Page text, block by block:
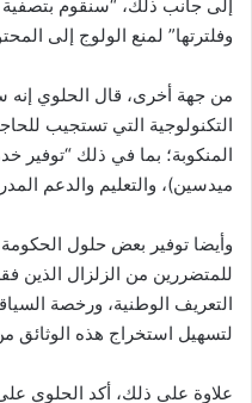
وفلترتها” لمنع الولوج إلى
من جهة أخرى، قال الحلوي
التكنولوجية التي تستجيب
المنكوبة؛ بما في ذلك “توفير
ميدسين)، والتعليم والدعم
وأيضا توفير بعض حلول الحكومة
للمتضررين من الزلزال الذين
التعريف الوطنية، ورخصة
لتسهيل استخراج هذه الوثائق
علاوة على ذلك، أكد الحلوي